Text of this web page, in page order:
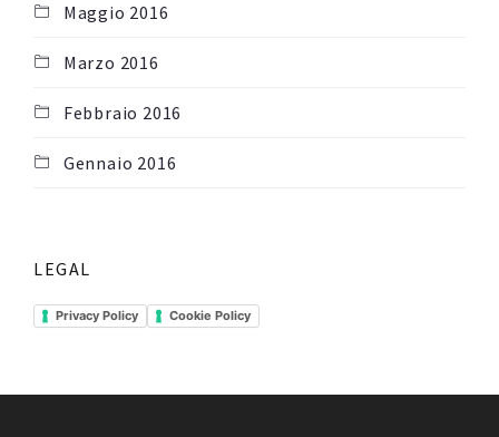
Maggio 2016
Marzo 2016
Febbraio 2016
Gennaio 2016
LEGAL
Privacy Policy Cookie Policy